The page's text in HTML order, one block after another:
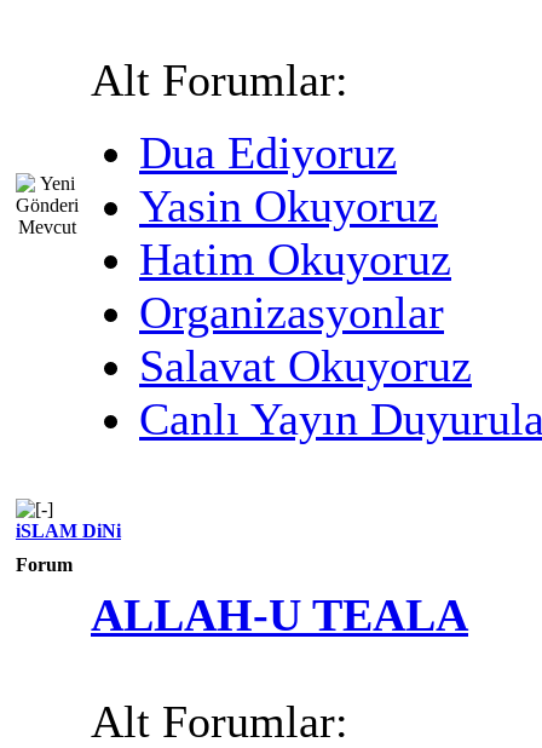
Alt Forumlar:
Dua Ediyoruz
Yasin Okuyoruz
Hatim Okuyoruz
Organizasyonlar
Salavat Okuyoruz
Canlı Yayın
iSLAM DiNi
Forum
ALLAH-U TEALA
Alt Forumlar: